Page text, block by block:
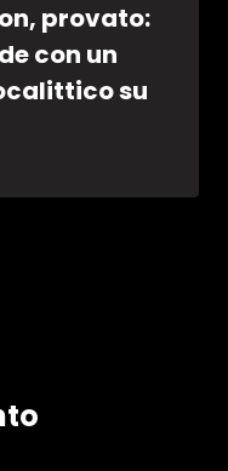
provato:
con un
su